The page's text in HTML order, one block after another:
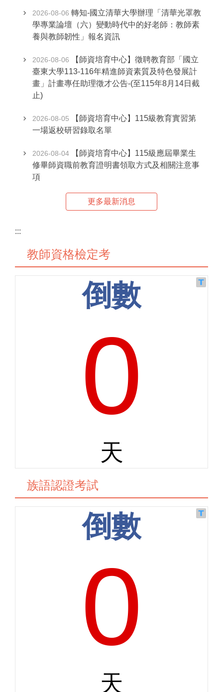
2026-08-06 轉知-國立清華大學辦理「清華光罩教
學專業論壇（六）變動時代中的好老師：教師素
養與教師韌性」報名資訊
2026-08-06
【師資培育中心】徵聘教育部「國立
臺東大學113-116年精進師資素質及特色發展計
畫」計畫專任助理徵才公告-(至115年8月14日截
止)
2026-08-05
【師資培育中心】115級教育實習第
一場返校研習錄取名單
2026-08-04
【師資培育中心】115級應屆畢業生
修畢師資職前教育證明書領取方式及相關注意事
項
更多最新消息
:::
教師資格檢定考
族語認證考試